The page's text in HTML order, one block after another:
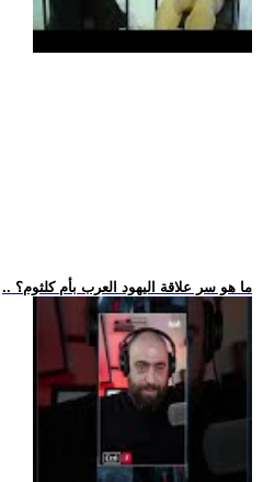
.. ما هو سر علاقة اليهود العرب بأم كلثوم؟